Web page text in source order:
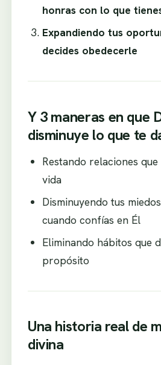
honras con lo que
Expandiendo tus
decides obedecerle
Y 3 maneras en que
disminuye lo que te
Restando relaciones
vida
Disminuyendo tus
cuando confías en Él
Eliminando hábitos que
propósito
Una historia real de
divina